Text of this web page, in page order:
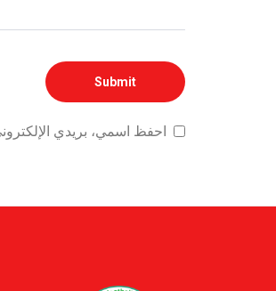
احفظ اسمي، بريدي